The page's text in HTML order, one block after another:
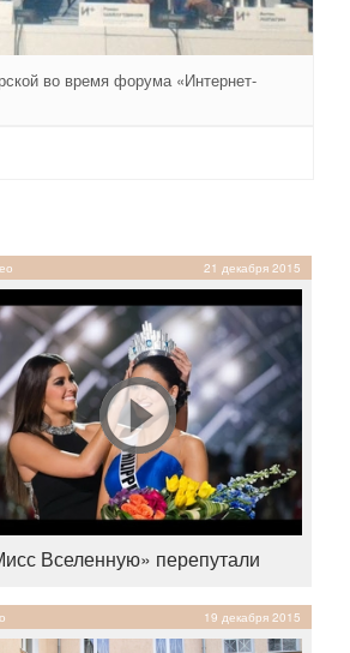
во время форума «Интернет-
21 декабря 2015
Вселенную» перепутали
19 декабря 2015